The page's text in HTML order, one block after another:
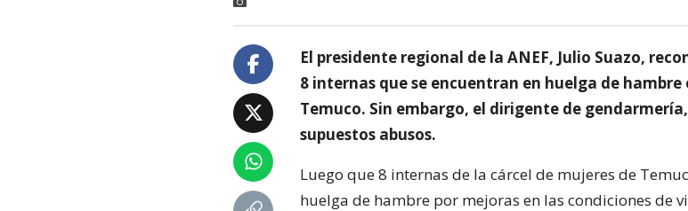
El presidente regional de la ANEF, Julio Suazo,
8 internas que se encuentran en huelga de hambre
Temuco. Sin embargo, el dirigente de
supuestos abusos.
Luego que 8 internas de la cárcel de mujeres de
huelga de hambre por mejoras en las condiciones de